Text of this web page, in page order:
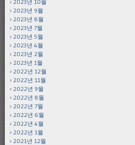
2023년 10월
2023년 9월
2023년 8월
2023년 7월
2023년 5월
2023년 4월
2023년 2월
2023년 1월
2022년 12월
2022년 11월
2022년 9월
2022년 8월
2022년 7월
2022년 6월
2022년 4월
2022년 1월
2021년 12월